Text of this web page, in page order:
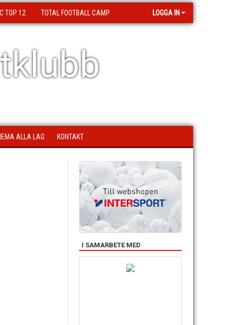
TOP 12 TOTAL FOOTBALL CAMP LOGGA IN
ALLA LAG KONTAKT
I SAMARBETE MED